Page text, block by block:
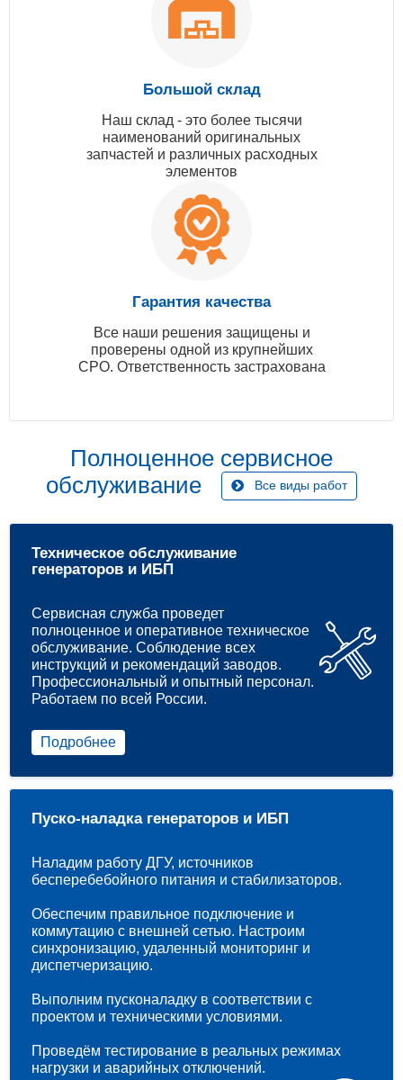
Большой склад
Наш склад - это более тысячи
наименований оригинальных
запчастей и различных расходных
элементов
Гарантия качества
Все наши решения защищены и
проверены одной из крупнейших
СРО. Ответственность застрахована
Полноценное сервисное
обслуживание
Все виды работ
Техническое обслуживание
генераторов и ИБП
Сервисная служба проведет
полноценное и оперативное техническое
обслуживание. Соблюдение всех
инструкций и рекомендаций заводов.
Профессиональный и опытный персонал.
Работаем по всей России.
Подробнее
Пуско-наладка генераторов и ИБП
Наладим работу ДГУ, источников
бесперебебойного питания и стабилизаторов.
Обеспечим правильное подключение и
коммутацию с внешней сетью. Настроим
синхронизацию, удаленный мониторинг и
диспетчеризацию.
Выполним пусконаладку в соответствии с
проектом и техническими условиями.
Проведём тестирование в реальных режимах
нагрузки и аварийных отключений.